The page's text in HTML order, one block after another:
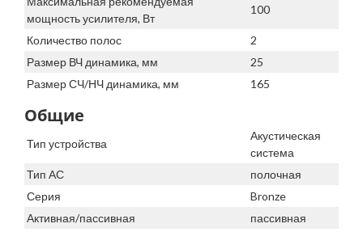
мощность усилителя, Вт
100
Количество полос
2
Размер ВЧ динамика, мм
25
Размер СЧ/НЧ динамика, мм
165
Общие
Тип устройства
Акустическая
система
Тип АС
полочная
Серия
Bronze
Активная/пассивная
пассивная